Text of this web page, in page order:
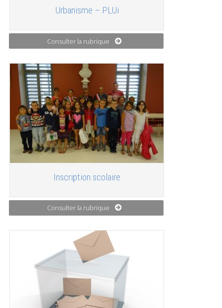
Urbanisme – PLUi
Consulter la rubrique
Inscription scolaire
Consulter la rubrique